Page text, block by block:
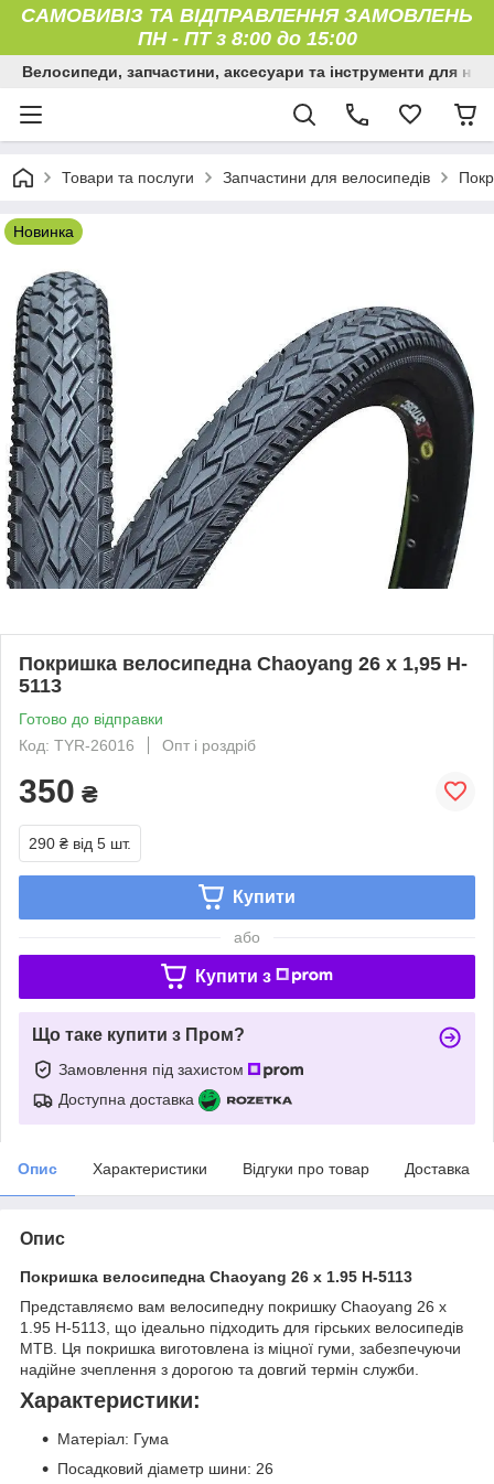
САМОВИВІЗ ТА ВІДПРАВЛЕННЯ ЗАМОВЛЕНЬ
ПН - ПТ з 8:00 до 15:00
Велосипеди, запчастини, аксесуари та інструменти для них
Товари та послуги Запчастини для велосипедів
Новинка
Покришка велосипедна Chaoyang 26 x 1,95 H-
5113
Готово до відправки
Код: TYR-26016
Опт і роздріб
350 ₴
290 ₴ від 5 шт.
Купити
або
Купити з
Що таке купити з Пром?
Замовлення під захистом
Доступна доставка
Опис Характеристики Відгуки про товар Доставка
Опис
Покришка велосипедна Chaoyang 26 x 1.95 H-5113
Представляємо вам велосипедну покришку Chaoyang 26 x
1.95 H-5113, що ідеально підходить для гірських велосипедів
MTB. Ця покришка виготовлена із міцної гуми, забезпечуючи
надійне зчеплення з дорогою та довгий термін служби.
Характеристики:
Матеріал: Гума
Посадковий діаметр шини: 26